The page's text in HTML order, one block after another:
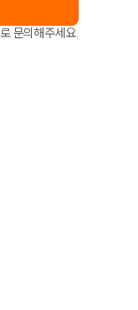
로 문의해주세요.